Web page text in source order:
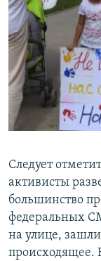
Следует
активисты
большинство
федеральных
на улице,
происходящее.